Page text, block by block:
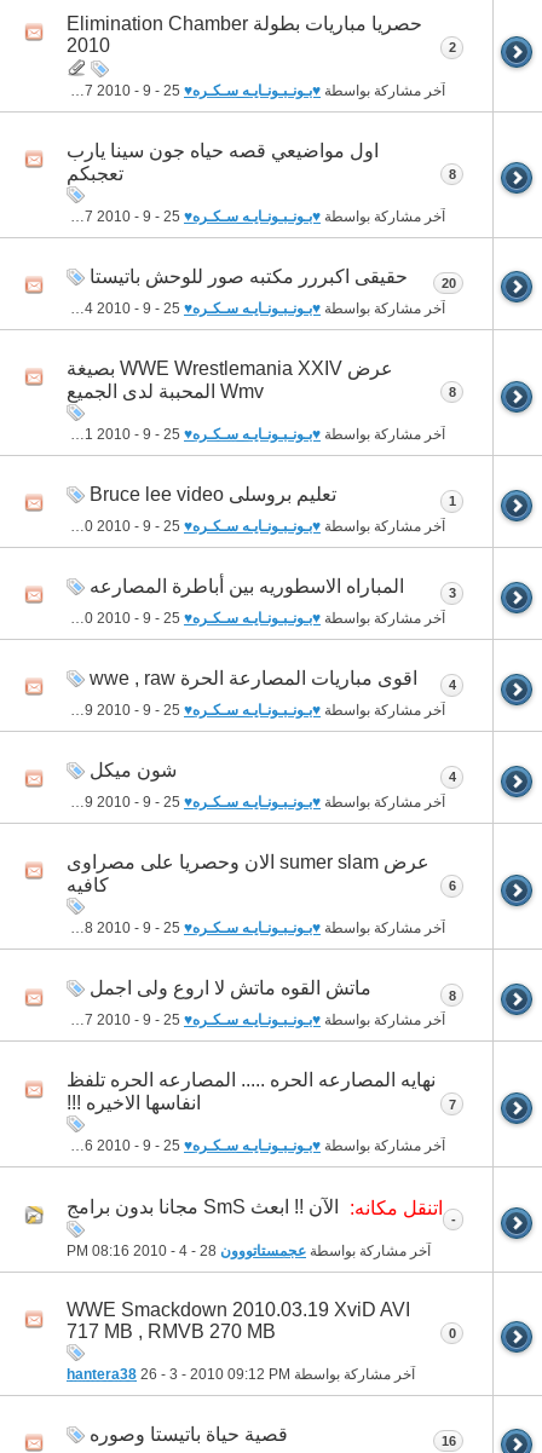
حصريا مباريات بطولة Elimination Chamber
2010
آخر مشاركة بواسطة ♥بـونـبـونـايـه سـكـره♥ 12:47 AM
2
اول مواضيعي قصه حياه جون سينا يارب
تعجبكم
آخر مشاركة بواسطة ♥بـونـبـونـايـه سـكـره♥ 12:47 AM
8
حقيقى اكبررر مكتبه صور للوحش باتيستا
آخر مشاركة بواسطة ♥بـونـبـونـايـه سـكـره♥ 12:44 AM
20
عرض WWE Wrestlemania XXIV بصيغة
Wmv المحببة لدى الجميع
آخر مشاركة بواسطة ♥بـونـبـونـايـه سـكـره♥ 12:41 AM
8
تعليم بروسلى Bruce lee video
آخر مشاركة بواسطة ♥بـونـبـونـايـه سـكـره♥ 12:40 AM
1
المباراه الاسطوريه بين أباطرة المصارعه
آخر مشاركة بواسطة ♥بـونـبـونـايـه سـكـره♥ 12:40 AM
3
اقوى مباريات المصارعة الحرة wwe , raw
آخر مشاركة بواسطة ♥بـونـبـونـايـه سـكـره♥ 12:39 AM
4
شون ميكل
آخر مشاركة بواسطة ♥بـونـبـونـايـه سـكـره♥ 12:39 AM
4
عرض sumer slam الان وحصريا على مصراوى
كافيه
آخر مشاركة بواسطة ♥بـونـبـونـايـه سـكـره♥ 12:38 AM
6
ماتش القوه ماتش لا اروع ولى اجمل
آخر مشاركة بواسطة ♥بـونـبـونـايـه سـكـره♥ 12:37 AM
8
نهايه المصارعه الحره ..... المصارعه الحره تلفظ
انفاسها الاخيره !!!
آخر مشاركة بواسطة ♥بـونـبـونـايـه سـكـره♥ 12:36 AM
7
اتنقل مكانه: الآن !! ابعث SmS مجانا بدون برامج
آخر مشاركة بواسطة عجمستاتووون 08:16 PM
-
WWE Smackdown 2010.03.19 XviD AVI
717 MB , RMVB 270 MB
آخر مشاركة بواسطة hantera38 26 - 3 - 2010 09:12 PM
0
قصية حياة باتيستا وصوره 16